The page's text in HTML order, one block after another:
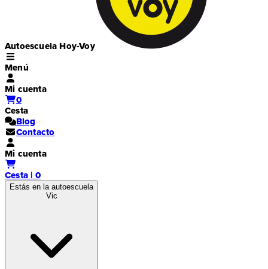
Autoescuela Hoy-Voy
Menú
Mi cuenta
0
Cesta
Blog
Contacto
Mi cuenta
Cesta | 0
Estás en la autoescuela
Vic